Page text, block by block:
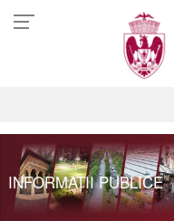
INFORMAŢII PUBLICE